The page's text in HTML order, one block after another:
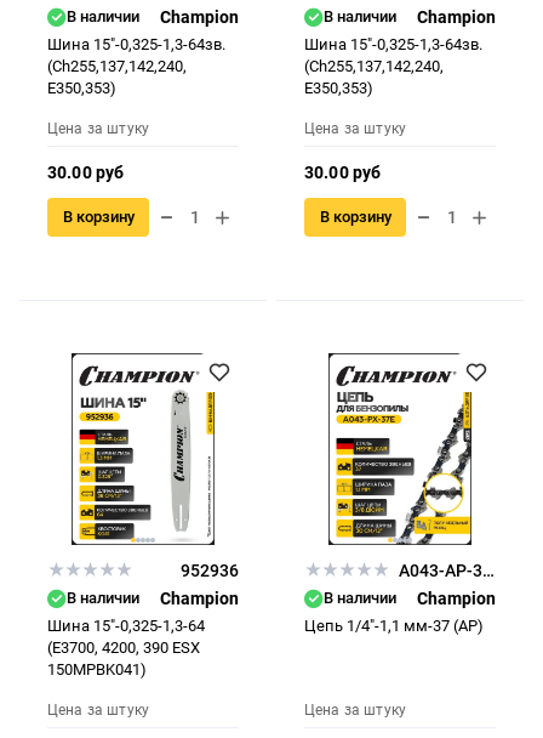
В наличии Champion
Шина 15"-0,325-1,3-64зв.
(Ch255,137,142,240,
E350,353)
Цена за штуку
30.00 руб
В корзину
В наличии Champion
Шина 15"-0,325-1,3-64зв.
(Ch255,137,142,240,
E350,353)
Цена за штуку
30.00 руб
В корзину
952936
В наличии Champion
Шина 15"-0,325-1,3-64
(Е3700, 4200, 390 ESX
150MPBK041)
Цена за штуку
A043-AP-37E
В наличии Champion
Цепь 1/4"-1,1 мм-37 (AP)
Цена за штуку